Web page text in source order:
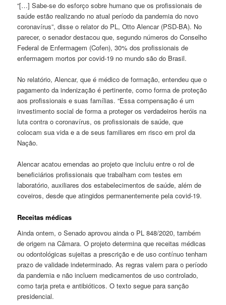
“[…] Sabe-se do esforço sobre humano que os profissionais de
saúde estão realizando no atual período da pandemia do novo
coronavírus”, disse o relator do PL, Otto Alencar (PSD-BA). No
parecer, o senador destacou que, segundo números do Conselho
Federal de Enfermagem (Cofen), 30% dos profissionais de
enfermagem mortos por covid-19 no mundo são do Brasil.
No relatório, Alencar, que é médico de formação, entendeu que o
pagamento da indenização é pertinente, como forma de proteção
aos profissionais e suas famílias. “Essa compensação é um
investimento social de forma a proteger os verdadeiros heróis na
luta contra o coronavírus, os profissionais de saúde, que
colocam sua vida e a de seus familiares em risco em prol da
Nação.
Alencar acatou emendas ao projeto que incluiu entre o rol de
beneficiários profissionais que trabalham com testes em
laboratório, auxiliares dos estabelecimentos de saúde, além de
coveiros, desde que atingidos permanentemente pela covid-19.
Receitas médicas
Ainda ontem, o Senado aprovou ainda o PL 848/2020, também
de origem na Câmara. O projeto determina que receitas médicas
ou odontológicas sujeitas a prescrição e de uso contínuo tenham
prazo de validade indeterminado. As regras valem para o período
da pandemia e não incluem medicamentos de uso controlado,
como tarja preta e antibióticos. O texto segue para sanção
presidencial.